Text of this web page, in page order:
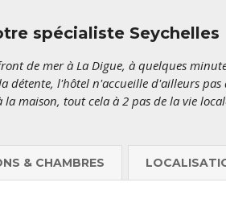
spécialiste Seychelles
de mer à La Digue, à quelques
détente, l'hôtel n'accueille d'ailleurs
maison, tout cela à 2 pas de la vie
& CHAMBRES